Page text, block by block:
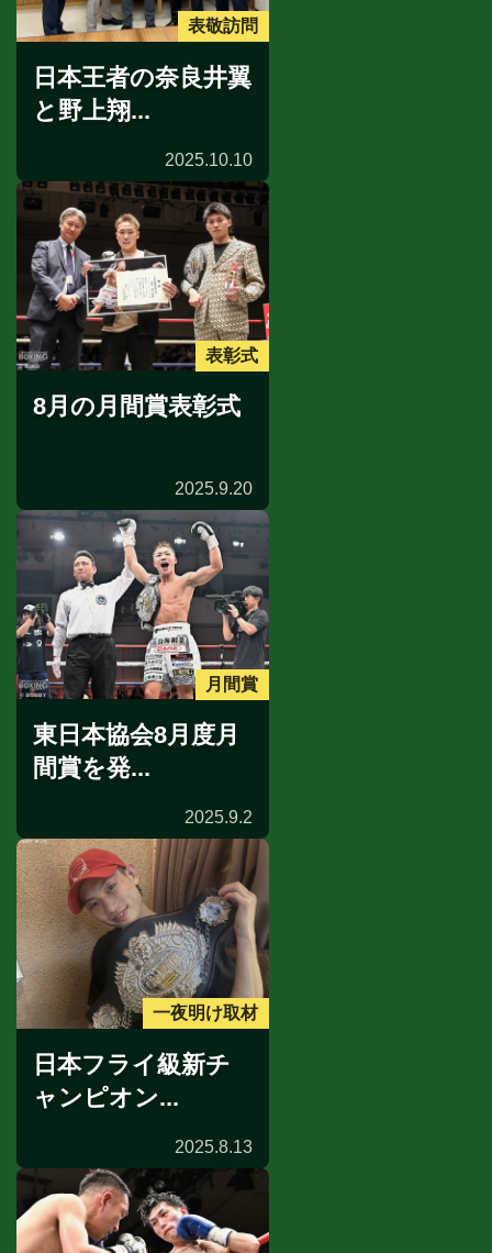
表敬訪問
日本王者の奈良井翼
と野上翔...
2025.10.10
表彰式
8月の月間賞表彰式
2025.9.20
月間賞
東日本協会8月度月
間賞を発...
2025.9.2
一夜明け取材
日本フライ級新チ
ャンピオン...
2025.8.13